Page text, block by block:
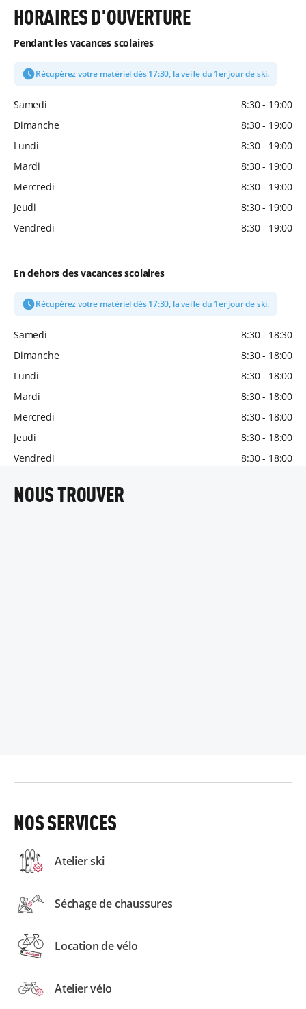
HORAIRES D'OUVERTURE
Pendant les vacances scolaires
Récupérez votre matériel dès 17:30, la veille du 1er jour de ski.
Samedi
8:30 - 19:00
Dimanche
8:30 - 19:00
Lundi
8:30 - 19:00
Mardi
8:30 - 19:00
Mercredi
8:30 - 19:00
Jeudi
8:30 - 19:00
Vendredi
8:30 - 19:00
En dehors des vacances scolaires
Récupérez votre matériel dès 17:30, la veille du 1er jour de ski.
Samedi
8:30 - 18:30
Dimanche
8:30 - 18:00
Lundi
8:30 - 18:00
Mardi
8:30 - 18:00
Mercredi
8:30 - 18:00
Jeudi
8:30 - 18:00
Vendredi
8:30 - 18:00
NOUS TROUVER
NOS SERVICES
Atelier ski
Séchage de chaussures
Location de vélo
Atelier vélo